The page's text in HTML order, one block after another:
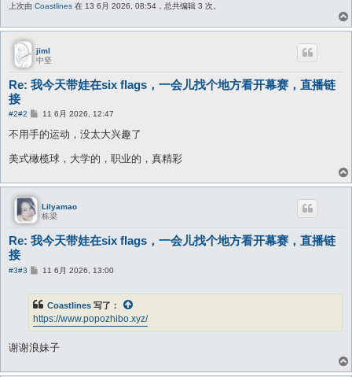
上次由 Coastlines 在 13 6月 2026, 08:54，总共编辑 3 次。
jiml
中坚
Re: 我今天带娃在six flags，一会儿找个地方看开幕赛，直播链
接
#2#2
帖11 6月 2026, 12:47
不用手的运动，没太大兴趣了
美式橄榄球，大学的，职业的，真精彩
Lilyamao
栋梁
Re: 我今天带娃在six flags，一会儿找个地方看开幕赛，直播链
接
#3#3
帖11 6月 2026, 13:00
Coastlines 写了：
https://www.popozhibo.xyz/
谢谢浪妹子